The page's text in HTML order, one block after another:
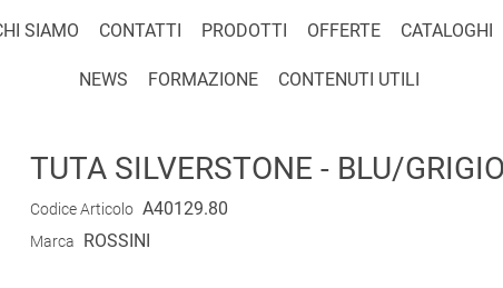
SIAMO CONTATTI PRODOTTI OFFERTE CATALOGHI
NEWS FORMAZIONE CONTENUTI UTILI
TUTA SILVERSTONE - BLU/GRIGIO
Codice Articolo A40129.80
Marca ROSSINI